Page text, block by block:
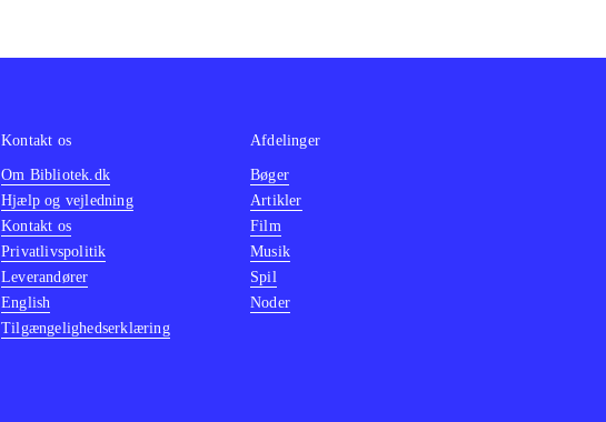
Kontakt os
Om Bibliotek.dk
Hjælp og vejledning
Kontakt os
Privatlivspolitik
Leverandører
English
Tilgængelighedserklæring
Afdelinger
Bøger
Artikler
Film
Musik
Spil
Noder